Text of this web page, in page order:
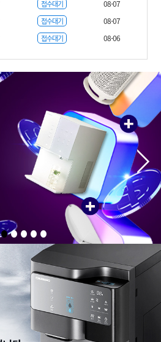
접수대기
08-07
접수대기
08-07
접수대기 08-06